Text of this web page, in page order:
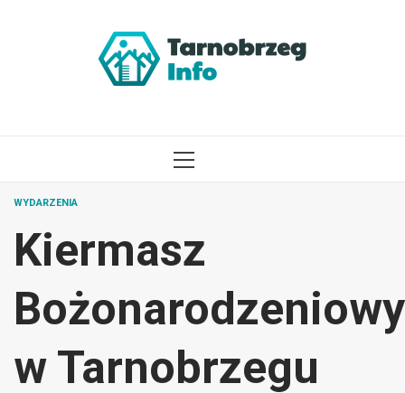
MENU
WYDARZENIA
Kiermasz
Bożonarodzeniowy
w Tarnobrzegu